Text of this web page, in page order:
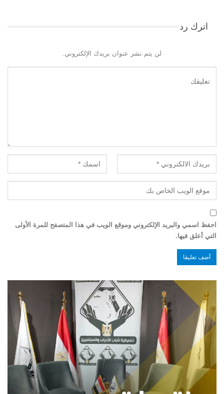
اترك رد
لن يتم نشر عنوان بريدك الإلكتروني.
احفظ اسمي والبريد الإلكتروني وموقع الويب في هذا المتصفح للمرة الأولى
التي أعلق فيها.